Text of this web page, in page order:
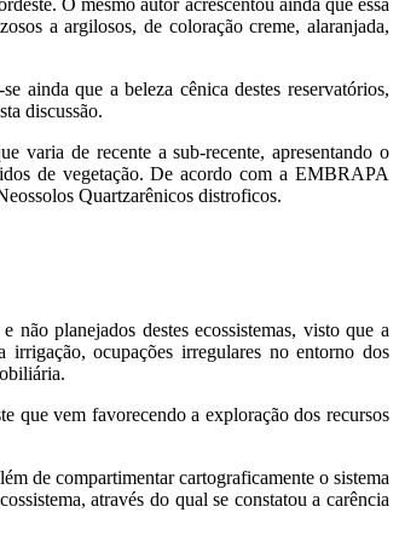
O mesmo autor acrescentou ainda que essa
a argilosos, de coloração creme, alaranjada,
ainda que a beleza cênica destes reservatórios,
discussão.
varia de recente a sub-recente, apresentando o
de vegetação. De acordo com a EMBRAPA
Quartzarênicos distroficos.
planejados destes ecossistemas, visto que a
irrigação, ocupações irregulares no entorno dos
que vem favorecendo a exploração dos recursos
de compartimentar cartograficamente o sistema
através do qual se constatou a carência